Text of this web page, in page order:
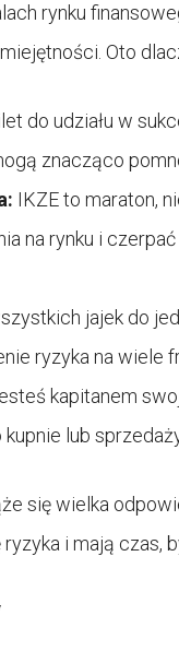
rynku
Oto
do udziału w
znacząco
IKZE to maraton,
na rynku i
jajek do
ryzyka na wiele
kapitanem
lub
się wielka
i mają czas,